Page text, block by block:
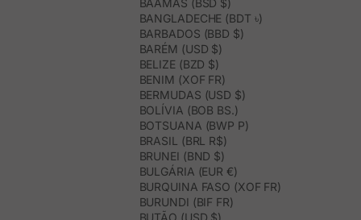
BAAMAS (BSD $)
BANGLADECHE (BDT ৳)
BARBADOS (BBD $)
BARÉM (USD $)
BELIZE (BZD $)
BENIM (XOF FR)
BERMUDAS (USD $)
BOLÍVIA (BOB BS.)
BOTSUANA (BWP P)
BRASIL (BRL R$)
BRUNEI (BND $)
BULGÁRIA (EUR €)
BURQUINA FASO (XOF FR)
BURUNDI (BIF FR)